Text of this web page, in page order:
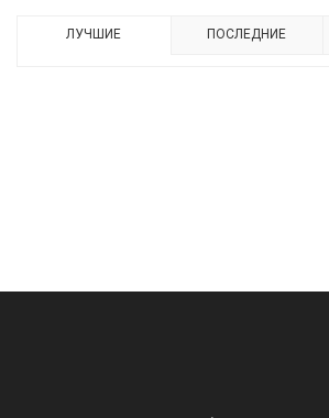
ЛУЧШИЕ ПОСЛЕДНИЕ